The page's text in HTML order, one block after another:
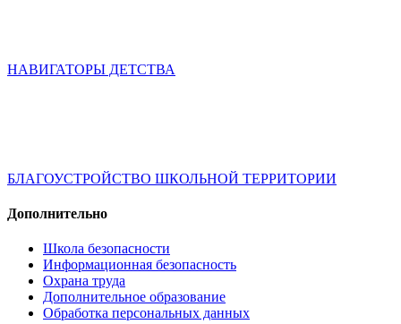
НАВИГАТОРЫ ДЕТСТВА
БЛАГОУСТРОЙСТВО ШКОЛЬНОЙ ТЕРРИТОРИИ
Дополнительно
Школа безопасности
Информационная безопасность
Охрана труда
Дополнительное образование
Обработка персональных данных